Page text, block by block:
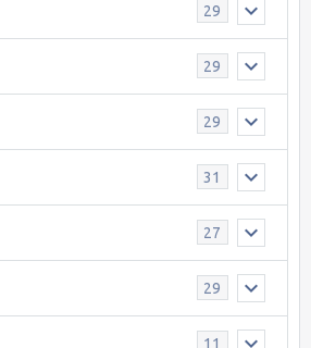
29
29
29
31
27
29
11